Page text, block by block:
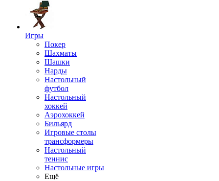
Игры
Покер
Шахматы
Шашки
Нарды
Настольный
футбол
Настольный
хоккей
Аэрохоккей
Бильярд
Игровые столы
трансформеры
Настольный
теннис
Настольные игры
Ещё